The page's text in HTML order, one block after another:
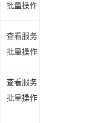
批量操作
查看服务
批量操作
查看服务
批量操作